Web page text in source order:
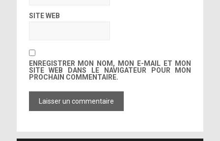
SITE WEB
ENREGISTRER MON NOM, MON E-MAIL ET MON
SITE WEB DANS LE NAVIGATEUR POUR MON
PROCHAIN COMMENTAIRE.